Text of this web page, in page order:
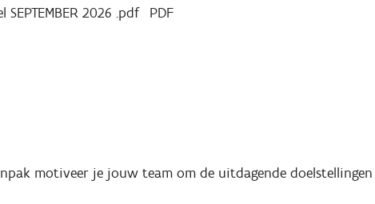
2026 .pdf PDF
motiveer je jouw team om de uitdagende doelstellingen